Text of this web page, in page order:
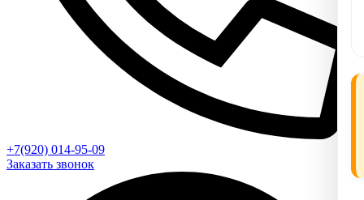
+7(920) 014-95-09
Заказать звонок